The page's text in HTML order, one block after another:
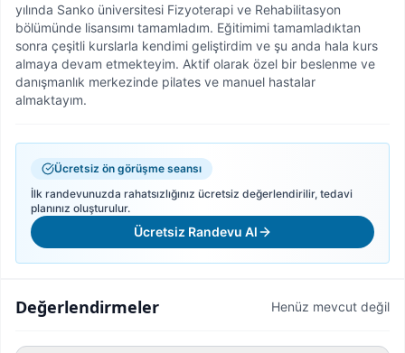
yılında Sanko üniversitesi Fizyoterapi ve Rehabilitasyon
bölümünde lisansımı tamamladım. Eğitimimi tamamladıktan
sonra çeşitli kurslarla kendimi geliştirdim ve şu anda hala kurs
almaya devam etmekteyim. Aktif olarak özel bir beslenme ve
danışmanlık merkezinde pilates ve manuel hastalar
almaktayım.
Ücretsiz ön görüşme seansı
İlk randevunuzda rahatsızlığınız ücretsiz değerlendirilir, tedavi
planınız oluşturulur.
Ücretsiz Randevu Al
Değerlendirmeler Henüz mevcut değil